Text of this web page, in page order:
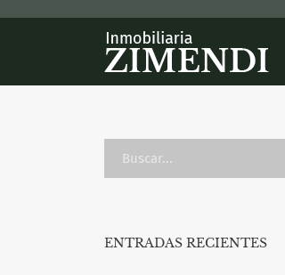
ENTRADAS RECIENTES